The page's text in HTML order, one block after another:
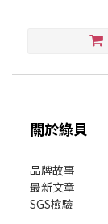
關於綠貝
品牌故事
最新文章
SGS檢驗